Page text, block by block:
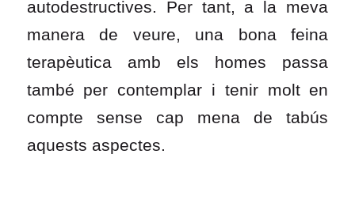
autodestructives. Per tant, a la meva
manera de veure, una bona feina
terapèutica amb els homes passa
també per contemplar i tenir molt en
compte sense cap mena de tabús
aquests aspectes.